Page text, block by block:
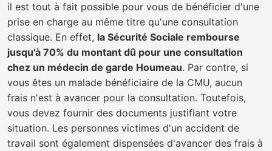
il est tout à fait possible pour vous de bénéficier d'une
prise en charge au même titre qu'une consultation
classique. En effet, la Sécurité Sociale rembourse
jusqu'à 70% du montant dû pour une consultation
chez un médecin de garde Houmeau. Par contre, si
vous êtes un malade bénéficiaire de la CMU, aucun
frais n'est à avancer pour la consultation. Toutefois,
vous devez fournir des documents justifiant votre
situation. Les personnes victimes d'un accident de
travail sont également dispensées d'avancer des frais à